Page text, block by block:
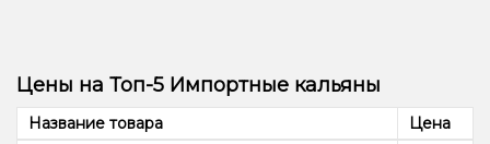
Цены на Топ-5 Импортные кальяны
Название товара
Цена